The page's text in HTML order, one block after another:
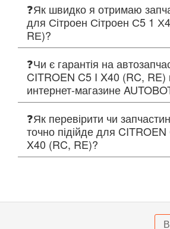
❓Як швидко я отримаю
для Сітроен Сітроен С5 1
RЕ)?
❓Чи є гарантія на
CITROEN C5 I X40 (RC, RE)
интернет-магазине
❓Як перевірити чи
точно підійде для CITROEN
X40 (RC, RE)?